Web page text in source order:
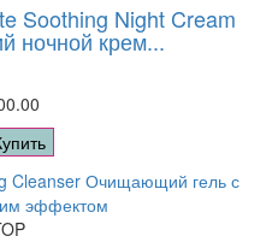
Soothing Night Cream
ночной крем...